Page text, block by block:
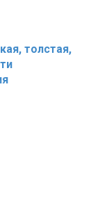
толстая,